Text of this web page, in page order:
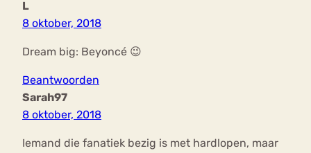
L
8 oktober, 2018
Dream big: Beyoncé 😉
Beantwoorden
Sarah97
8 oktober, 2018
Iemand die fanatiek bezig is met hardlopen, maar